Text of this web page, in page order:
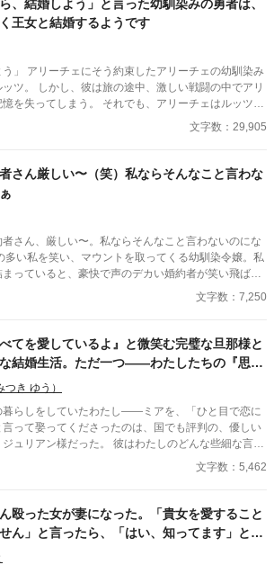
ら、結婚しよう」と言った幼馴染みの勇者は、
王女と結婚するようです
ーチェの幼馴染み
ツ。 しかし、彼は旅の途中、激しい戦闘の中でアリ
憶を失ってしまう。 それでも、アリーチェはルッツに
王討伐を果たした彼の帰還を祝う席に忍び込むも、
王女の婚約が発表されていた・・・
文字数：29,905
さん厳しい〜（笑）私ならそんなこと言わな
者さん、厳しい〜。私ならそんなこと言わないのにな
多い私を笑い、マウントを取ってくる幼馴染令嬢。私
っていると、豪快で声のデカい婚約者が笑い飛ばし
コメディ。
文字数：7,250
べてを愛しているよ』と微笑む完璧な旦那様と
結婚生活。ただ一つ——わたしたちの『思い
、どうしても噛み合わないのです
き ゆう）
暮らしをしていたわたし――ミアを、「ひと目で恋に
って娶ってくださったのは、国でも評判の、優しい
ュリアン様だった。 彼はわたしのどんな些細な言葉
、ぜんぶ覚えていて、蕩けるように甘やかしてくれ
過ごす日々は、夢のように幸せ。 ――ただ一つ。
です。 数年前の、まだ彼と出会う前の、"昔のわた
い声も、寝言も、名前を呼ぶ声さえ。 ねえ、ジュ
なたは、わたしの、何を、集めているの。 ※二人に
初から最後までハッピーエンドです。 ※ほの暗いホ
文字数：5,462
殴った女が妻になった。「貴女を愛すること
ん」と言ったら、「はい、知ってます」と言